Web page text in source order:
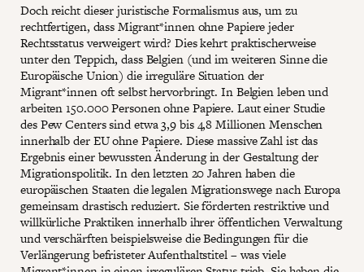
Doch reicht dieser juristische Formalismus aus, um zu
rechtfertigen, dass Migrant*innen ohne Papiere jeder
Rechtsstatus verweigert wird? Dies kehrt praktischerweise
unter den Teppich, dass Belgien (und im weiteren Sinne die
Europäische Union) die irreguläre Situation der
Migrant*innen oft selbst hervorbringt. In Belgien leben und
arbeiten 150.000 Personen ohne Papiere. Laut einer Studie
des Pew Centers sind etwa 3,9 bis 4,8 Millionen Menschen
innerhalb der EU ohne Papiere. Diese massive Zahl ist das
Ergebnis einer bewussten Änderung in der Gestaltung der
Migrationspolitik. In den letzten 20 Jahren haben die
europäischen Staaten die legalen Migrationswege nach Europa
gemeinsam drastisch reduziert. Sie förderten restriktive und
willkürliche Praktiken innerhalb ihrer öffentlichen Verwaltung
und verschärften beispielsweise die Bedingungen für die
Verlängerung befristeter Aufenthaltstitel – was viele